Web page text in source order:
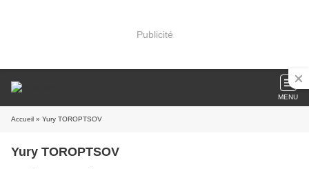
Publicité
MENU
Accueil » Yury TOROPTSOV
Yury TOROPTSOV